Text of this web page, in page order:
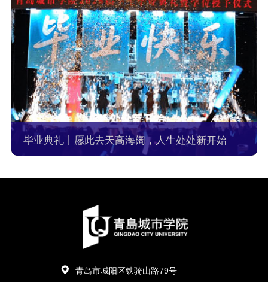
毕业典礼丨愿此去天高海阔，人生处处新开始
青岛市城阳区铁骑山路79号